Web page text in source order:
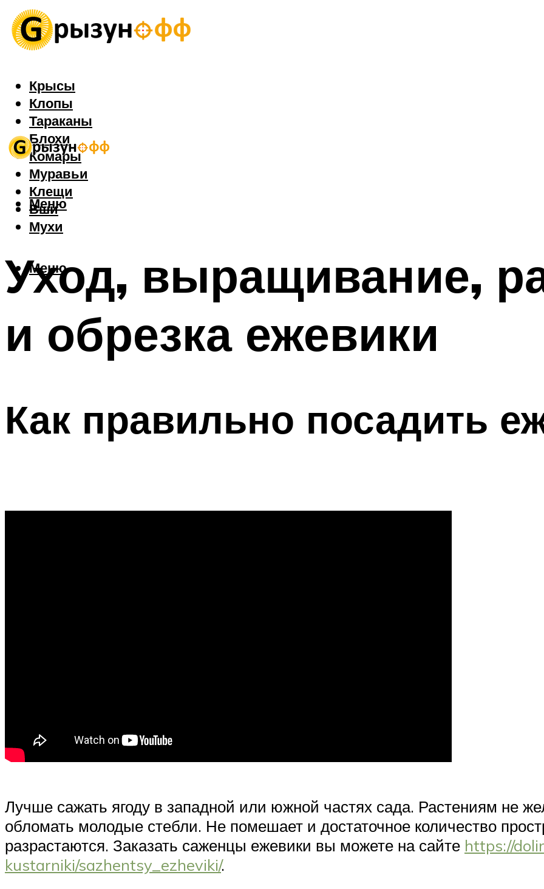
Крысы
Клопы
Тараканы
Блохи
Комары
Муравьи
Клещи
Вши
Мухи
Меню
Меню
Уход, выращивание,
и обрезка ежевики
Как правильно посадить
Лучше сажать ягоду в западной или южной частях сада. Растениям не
обломать молодые стебли. Не помешает и достаточное количество
разрастаются. Заказать саженцы ежевики вы можете на сайте https://
kustarniki/sazhentsy_ezheviki/.